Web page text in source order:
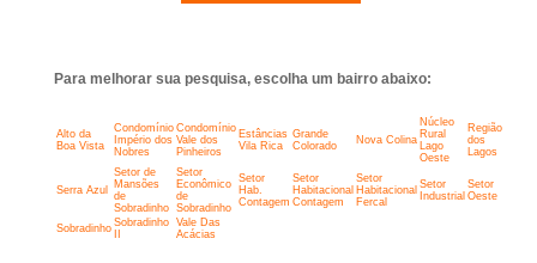
Para melhorar sua pesquisa, escolha um bairro abaixo:
Alto da
Boa Vista
Condomínio
Império dos
Nobres
Condomínio
Vale dos
Pinheiros
Estâncias
Vila Rica
Grande
Colorado
Nova Colina
Núcleo
Rural
Lago
Oeste
Região
dos
Lagos
Serra Azul
Setor de
Mansões
de
Sobradinho
Setor
Econômico
de
Sobradinho
Setor
Hab.
Contagem
Setor
Habitacional
Contagem
Setor
Habitacional
Fercal
Setor
Industrial
Setor
Oeste
Sobradinho Sobradinho
Vale Das
Acácias